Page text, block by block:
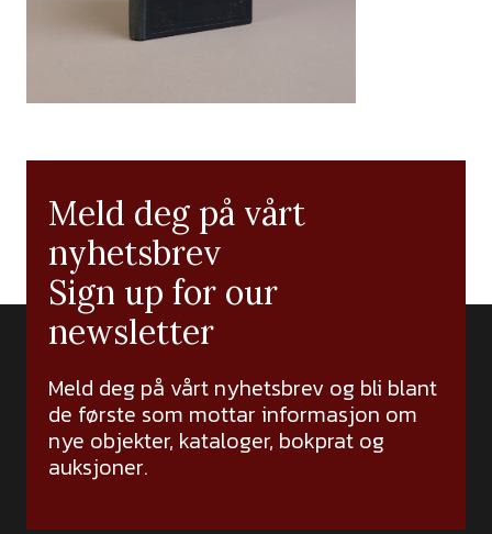
Meld deg på vårt
nyhetsbrev
Sign up for our
newsletter
Meld deg på vårt nyhetsbrev og bli blant
de første som mottar informasjon om
nye objekter, kataloger, bokprat og
auksjoner.